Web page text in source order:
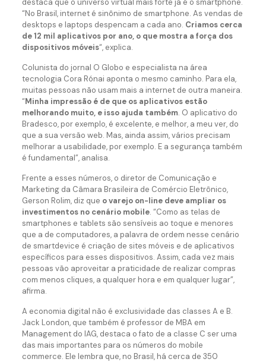
destaca que o universo virtual mais forte já é o smartphone.
“No Brasil, internet é sinônimo de smartphone. As vendas de
desktops e laptops despencam a cada ano. Criamos cerca
de 12 mil aplicativos por ano, o que mostra a força dos
dispositivos móveis“, explica.
Colunista do jornal O Globo e especialista na área
tecnologia Cora Rónai aponta o mesmo caminho. Para ela,
muitas pessoas não usam mais a internet de outra maneira.
“Minha impressão é de que os aplicativos estão
melhorando muito, e isso ajuda também. O aplicativo do
Bradesco, por exemplo, é excelente, e melhor, a meu ver, do
que a sua versão web. Mas, ainda assim, vários precisam
melhorar a usabilidade, por exemplo. E a segurança também
é fundamental”, analisa.
Frente a esses números, o diretor de Comunicação e
Marketing da Câmara Brasileira de Comércio Eletrônico,
Gerson Rolim, diz que o varejo on-line deve ampliar os
investimentos no cenário mobile. “Como as telas de
smartphones e tablets são sensíveis ao toque e menores
que a de computadores, a palavra de ordem nesse cenário
de smartdevice é criação de sites móveis e de aplicativos
específicos para esses dispositivos. Assim, cada vez mais
pessoas vão aproveitar a praticidade de realizar compras
com menos cliques, a qualquer hora e em qualquer lugar”,
afirma.
A economia digital não é exclusividade das classes A e B.
Jack London, que também é professor de MBA em
Management do IAG, destaca o fato de a classe C ser uma
das mais importantes para os números do mobile
commerce. Ele lembra que, no Brasil, há cerca de 350